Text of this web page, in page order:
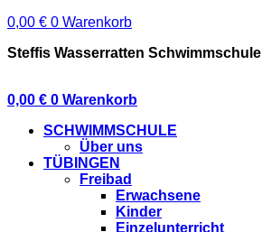
0,00 € 0 Warenkorb
Steffis Wasserratten Schwimmschule
0,00 € 0 Warenkorb
SCHWIMMSCHULE
Über uns
TÜBINGEN
Freibad
Erwachsene
Kinder
Einzelunterricht